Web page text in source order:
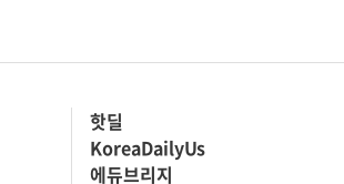
핫딜
KoreaDailyUs
에듀브리지